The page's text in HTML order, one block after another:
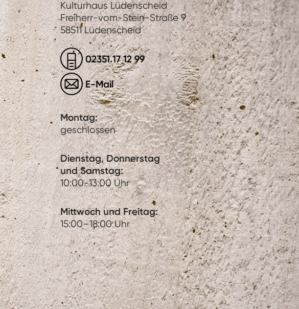
Kulturhaus Lüdenscheid
Freiherr-vom-Stein-Straße 9
58511 Lüdenscheid
02351.17 12 99
E-Mail
Montag:
geschlossen
Dienstag, Donnerstag
und Samstag:
10:00-13:00 Uhr
Mittwoch und Freitag:
15:00–18:00 Uhr